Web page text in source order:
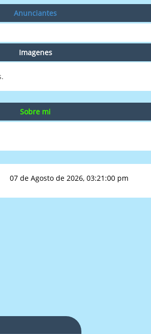
Anunciantes
Imagenes
Sobre mi
07 de Agosto de 2026, 03:21:00 pm